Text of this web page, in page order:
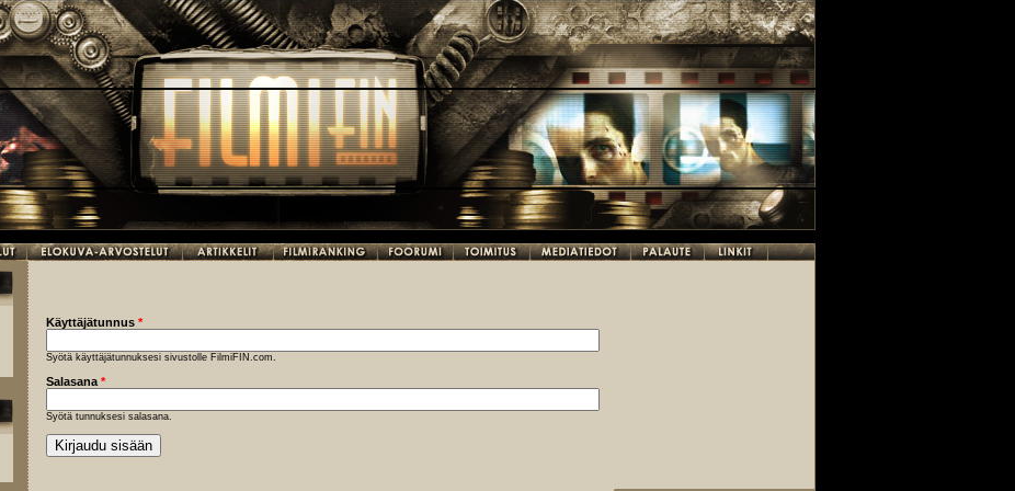
Käyttäjätunnus *
Syötä käyttäjätunnuksesi sivustolle FilmiFIN.com.
Salasana *
Syötä tunnuksesi salasana.